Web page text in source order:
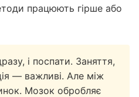
працюють гірше або
і поспати. Заняття,
— важливі. Але між
Мозок обробляє